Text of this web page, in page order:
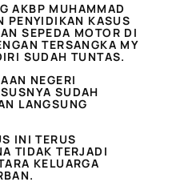
AKBP MUHAMMAD
PENYIDIKAN KASUS
SEPEDA MOTOR DI
TERSANGKA MY
SUDAH TUNTAS.
NEGERI
SUDAH
LANGSUNG
INI TERUS
TIDAK TERJADI
KELUARGA